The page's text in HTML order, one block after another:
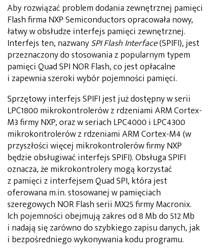
Aby rozwiązać problem dodania zewnętrznej pamięci
Flash firma NXP Semiconductors opracowała nowy,
łatwy w obsłudze interfejs pamięci zewnętrznej.
Interfejs ten, nazwanySPI Flash Interface(SPIFI), jest
przeznaczony do stosowania z popularnym typem
pamięci Quad SPI NOR Flash, co jest opłacalne
i zapewnia szeroki wybór pojemności pamięci.
Sprzętowy interfejs SPIFI jest już dostępny w serii
LPC1800 mikrokontrolerów z rdzeniami ARM Cortex-
M3 firmy NXP, oraz w seriach LPC4000 i LPC4300
mikrokontrolerów z rdzeniami ARM Cortex-M4 (w
przyszłości więcej mikrokontrolerów firmy NXP
będzie obsługiwać interfejs SPIFI). Obsługa SPIFI
oznacza, że mikrokontrolery mogą korzystać
z pamięci z interfejsem Quad SPI, która jest
oferowana m.in. stosowanej w pamięciach
szeregowych NOR Flash serii MX25 firmy Macronix.
Ich pojemności obejmują zakres od 8 Mb do 512 Mb
i nadają się zarówno do szybkiego zapisu danych, jak
i bezpośredniego wykonywania kodu programu.